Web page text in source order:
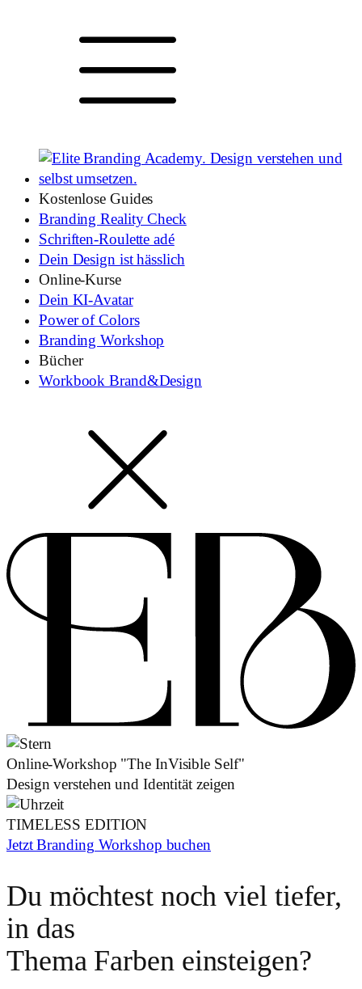
Kostenlose Guides
Branding Reality Check
Schriften-Roulette adé
Dein Design ist hässlich
Online-Kurse
Dein KI-Avatar
Power of Colors
Branding Workshop
Bücher
Workbook Brand&Design
Online-Workshop "The InVisible Self"
Design verstehen und Identität zeigen
TIMELESS EDITION
Jetzt Branding Workshop buchen
Du möchtest noch viel tiefer,
in das
Thema Farbeneinsteigen?